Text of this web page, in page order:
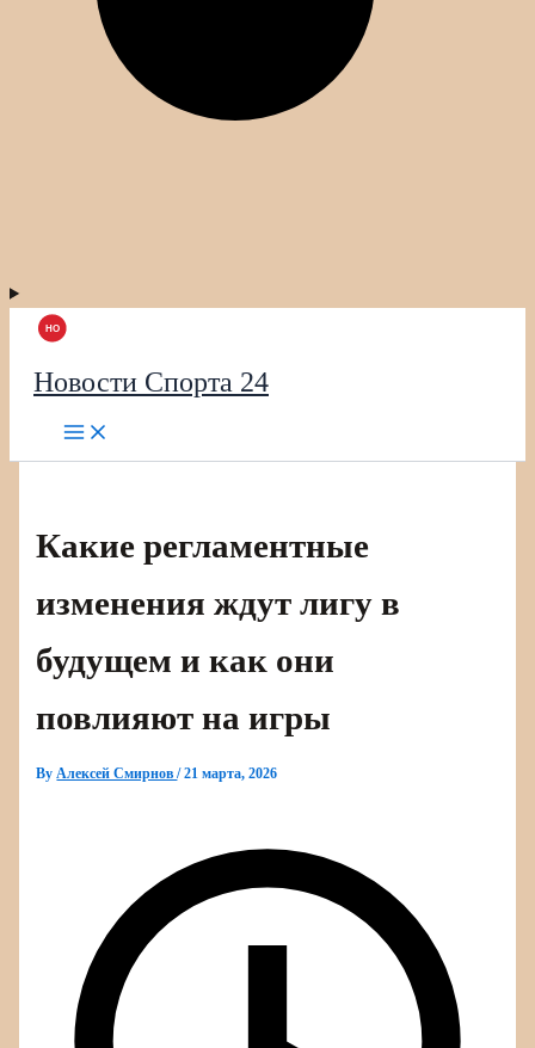
Новости Спорта 24
Какие регламентные
изменения ждут лигу в
будущем и как они
повлияют на игры
ByАлексей Смирнов/21 марта, 2026